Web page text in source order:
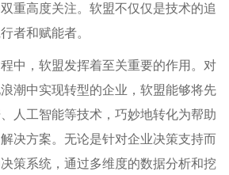
重高度关注。软盟不仅仅是技术的追
者和赋能者。
中，软盟发挥着至关重要的作用。对
潮中实现转型的企业，软盟能够将先
人工智能等技术，巧妙地转化为帮助
决方案。无论是针对企业决策支持而
策系统，通过多维度的数据分析和挖